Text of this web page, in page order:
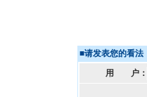
■请发表您的看法
用 户：